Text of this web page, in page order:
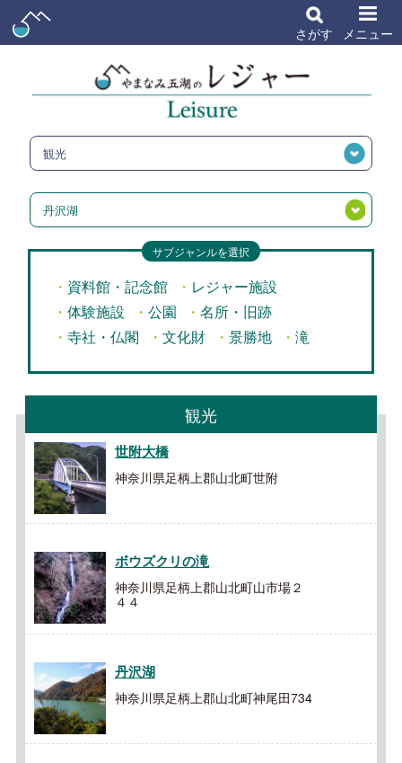
さがす メニュー
観光
丹沢湖
サブジャンルを選択
資料館・記念館
レジャー施設
体験施設
公園
名所・旧跡
寺社・仏閣
文化財 景勝地 滝
観光
世附大橋
神奈川県足柄上郡山北町世附
ボウズクリの滝
神奈川県足柄上郡山北町山市場２
４４
丹沢湖
神奈川県足柄上郡山北町神尾田734